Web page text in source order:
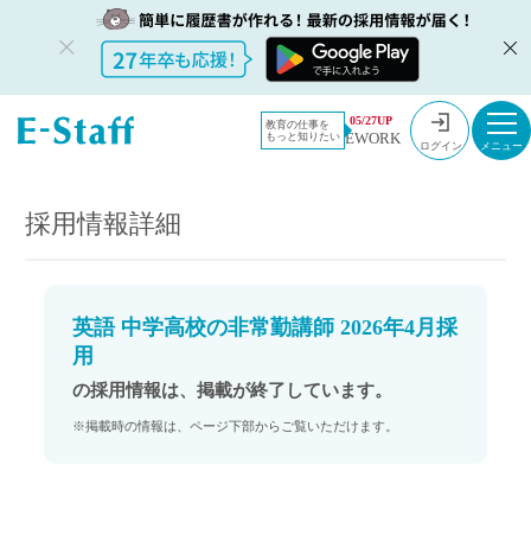
教育の仕事を
もっと知りたい
05/27UP
EWORK ログイン
教員採用情
報のイー・
採用情報
英語 中学高校の非常勤講師 2026年4月採用
採用情報詳細
英語 中学高校の非常勤講師 2026年4月採
用
の採用情報は、掲載が終了しています。
※掲載時の情報は、ページ下部からご覧いただけます。